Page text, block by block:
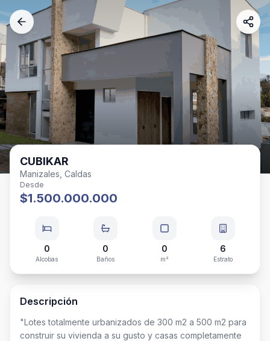
CUBIKAR
Manizales, Caldas
Desde
$1.500.000.000
0
Alcobas
0
Baños
0
m²
6
Estrato
Descripción
"Lotes totalmente urbanizados de 300 m2 a 500 m2 para
construir su vivienda a su gusto y casas completamente